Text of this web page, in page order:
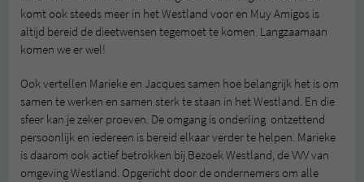
komt ook steeds meer in het Westland voor en Muy Amigos is
altijd bereid de dieetwensen tegemoet te komen. Langzaamaan
komen we er wel!
Ook vertellen Marieke en Jacques samen hoe belangrijk het is om
samen te werken en samen sterk te staan in het Westland. En die
sfeer kan je zeker proeven. De omgang is onderling ontzettend
persoonlijk en iedereen is bereid elkaar verder te helpen. Marieke
is daarom ook actief betrokken bij Bezoek Westland, de VVV van
omgeving Westland. Opgericht door de ondernemers om alle